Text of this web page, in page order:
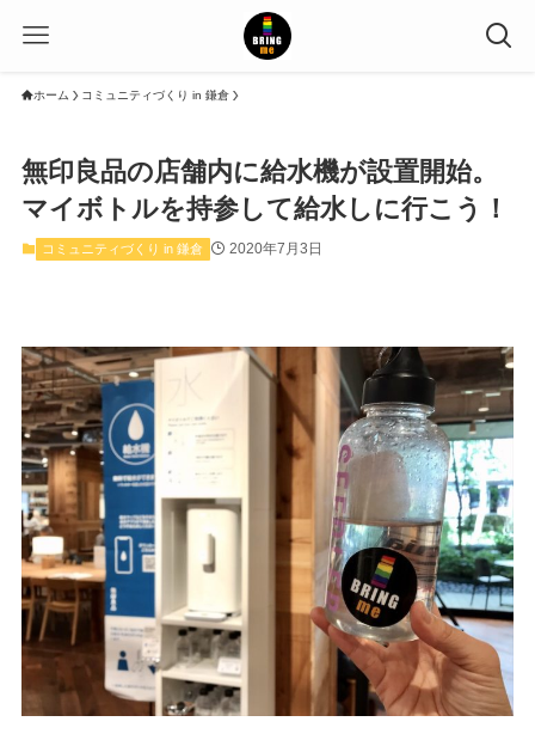
ホーム コミュニティづくり in 鎌倉
無印良品の店舗内に給水機が設置開始。
マイボトルを持参して給水しに行こう！
コミュニティづくり in 鎌倉 2020年7月3日